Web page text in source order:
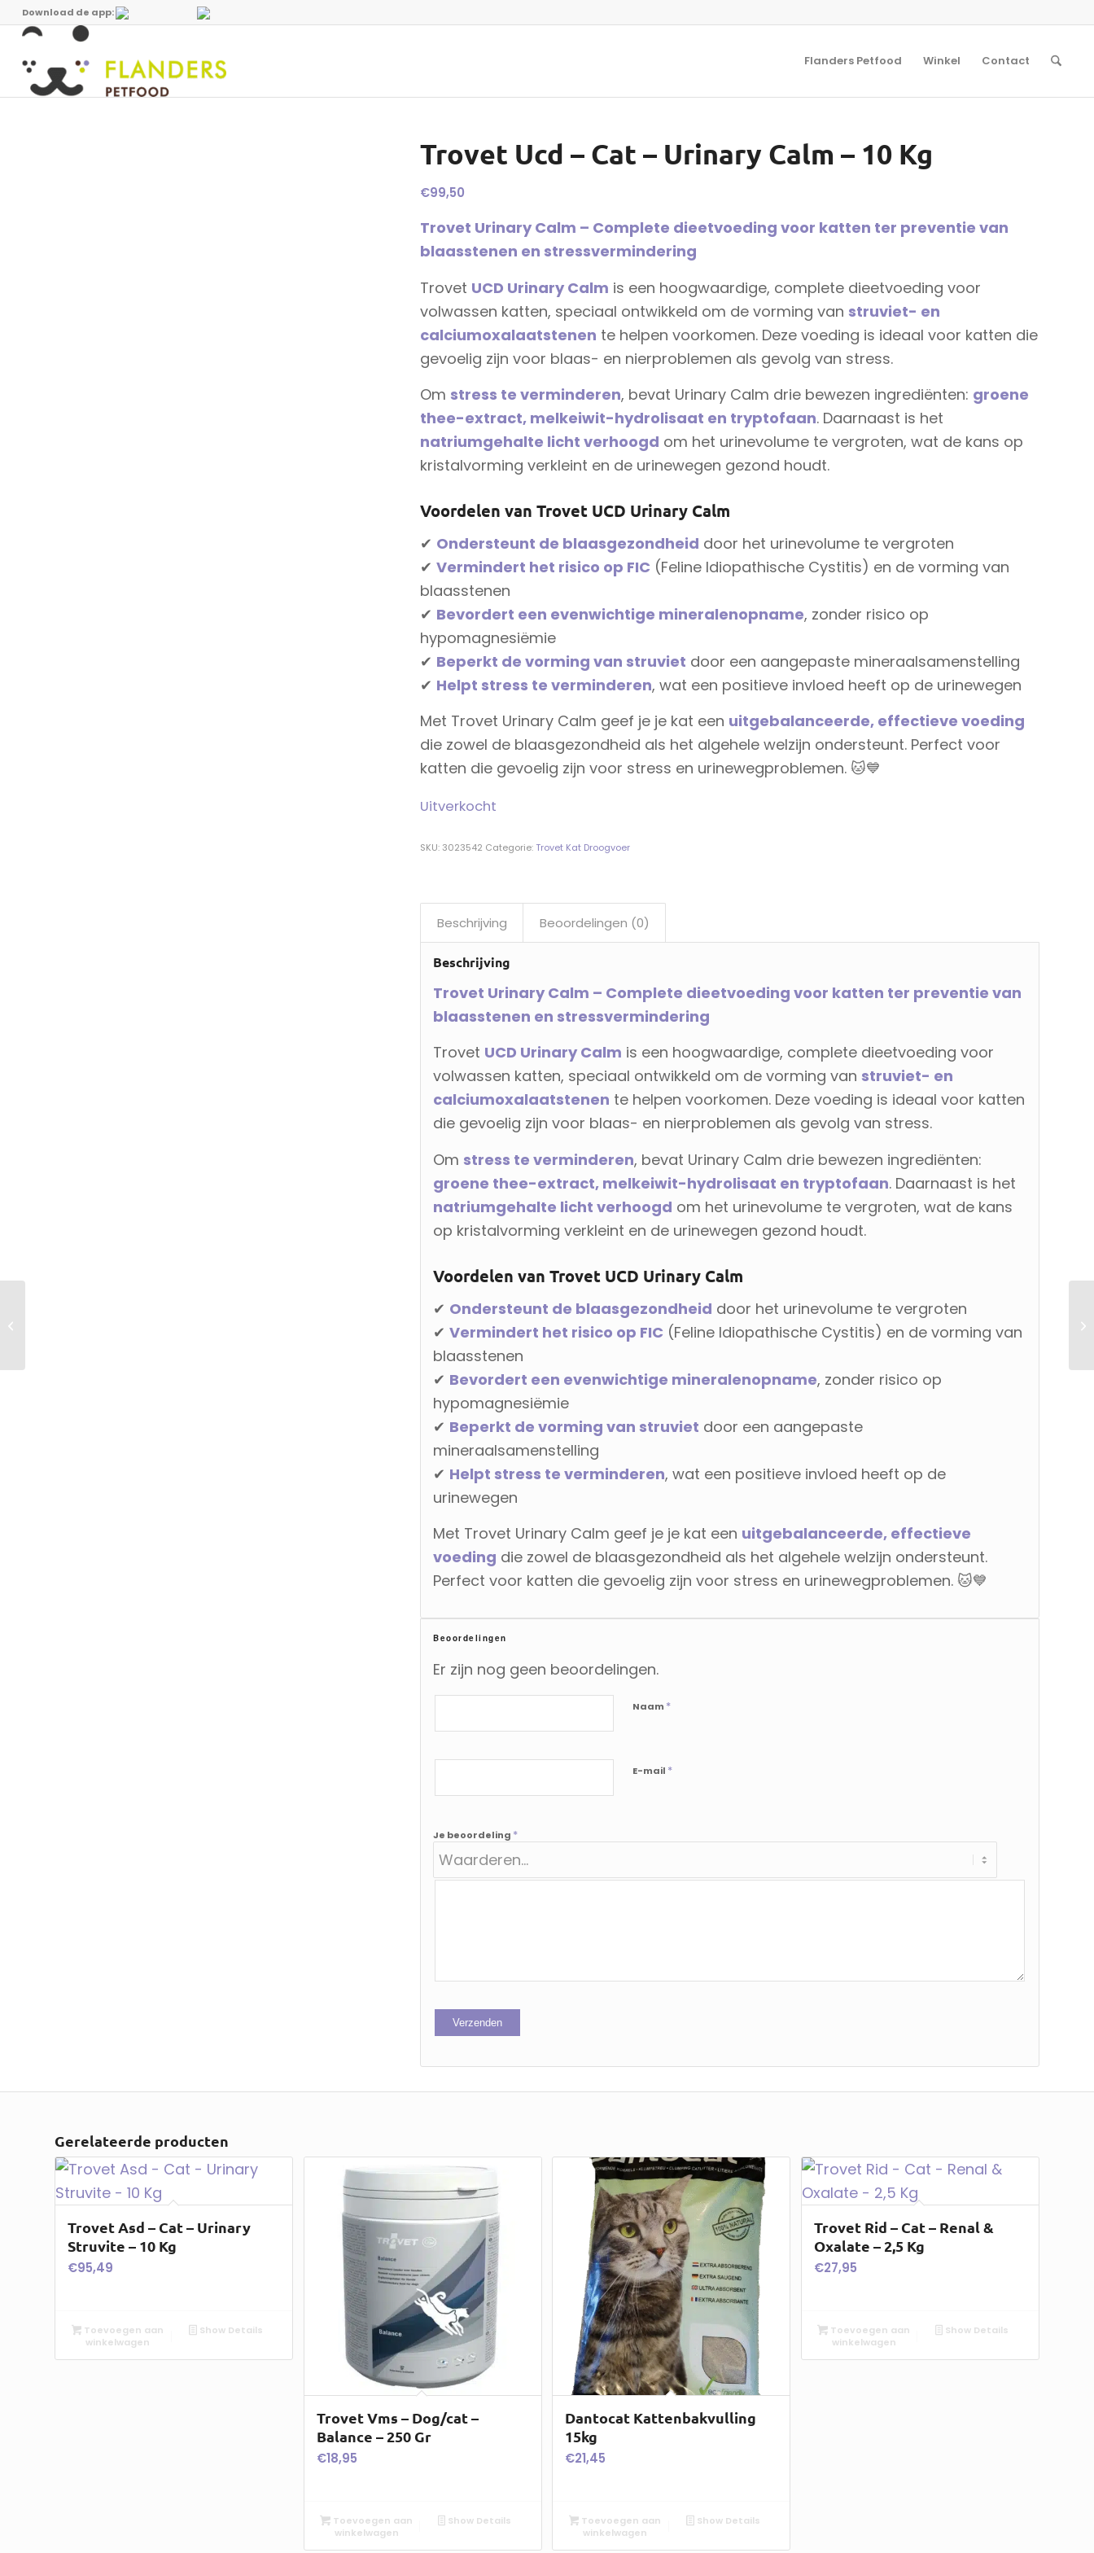
Download de app:
Flanders Petfood Winkel Contact
Trovet Ucd – Cat – Urinary Calm – 10 Kg
€99,50
Trovet Urinary Calm – Complete dieetvoeding voor katten ter preventie van
blaasstenen en stressvermindering
Trovet UCD Urinary Calm is een hoogwaardige, complete dieetvoeding voor
volwassen katten, speciaal ontwikkeld om de vorming van struviet- en
calciumoxalaatstenen te helpen voorkomen. Deze voeding is ideaal voor katten die
gevoelig zijn voor blaas- en nierproblemen als gevolg van stress.
Om stress te verminderen, bevat Urinary Calm drie bewezen ingrediënten: groene
thee-extract, melkeiwit-hydrolisaat en tryptofaan. Daarnaast is het
natriumgehalte licht verhoogd om het urinevolume te vergroten, wat de kans op
kristalvorming verkleint en de urinewegen gezond houdt.
Voordelen van Trovet UCD Urinary Calm
✔ Ondersteunt de blaasgezondheid door het urinevolume te vergroten
✔Vermindert het risico op FIC (Feline Idiopathische Cystitis) en de vorming van
blaasstenen
✔ Bevordert een evenwichtige mineralenopname, zonder risico op
hypomagnesiëmie
✔ Beperkt de vorming van struviet door een aangepaste mineraalsamenstelling
✔ Helpt stress te verminderen, wat een positieve invloed heeft op de urinewegen
Met Trovet Urinary Calm geef je je kat een uitgebalanceerde, effectieve voeding
die zowel de blaasgezondheid als het algehele welzijn ondersteunt. Perfect voor
katten die gevoelig zijn voor stress en urinewegproblemen. 🐱💙
Uitverkocht
SKU: 3023542 Categorie: Trovet Kat Droogvoer
Beschrijving Beoordelingen (0)
Beschrijving
Trovet Urinary Calm – Complete dieetvoeding voor katten ter preventie van
blaasstenen en stressvermindering
Trovet UCD Urinary Calm is een hoogwaardige, complete dieetvoeding voor
volwassen katten, speciaal ontwikkeld om de vorming van struviet- en
calciumoxalaatstenen te helpen voorkomen. Deze voeding is ideaal voor katten
die gevoelig zijn voor blaas- en nierproblemen als gevolg van stress.
Om stress te verminderen, bevat Urinary Calm drie bewezen ingrediënten:
groene thee-extract, melkeiwit-hydrolisaat en tryptofaan. Daarnaast is het
natriumgehalte licht verhoogd om het urinevolume te vergroten, wat de kans
op kristalvorming verkleint en de urinewegen gezond houdt.
Voordelen van Trovet UCD Urinary Calm
✔ Ondersteunt de blaasgezondheid door het urinevolume te vergroten
✔Vermindert het risico op FIC (Feline Idiopathische Cystitis) en de vorming van
blaasstenen
✔ Bevordert een evenwichtige mineralenopname, zonder risico op
hypomagnesiëmie
✔ Beperkt de vorming van struviet door een aangepaste
mineraalsamenstelling
✔ Helpt stress te verminderen, wat een positieve invloed heeft op de
urinewegen
Met Trovet Urinary Calm geef je je kat een uitgebalanceerde, effectieve
voeding die zowel de blaasgezondheid als het algehele welzijn ondersteunt.
Perfect voor katten die gevoelig zijn voor stress en urinewegproblemen. 🐱💙
Beoordelingen
Er zijn nog geen beoordelingen.
Naam *
E-mail *
Je beoordeling *
Gerelateerde producten
Trovet Asd – Cat – Urinary
Struvite – 10 Kg
€95,49
Toevoegen aan
winkelwagen
Show Details
Trovet Vms – Dog/cat –
Balance – 250 Gr
€18,95
Toevoegen aan
winkelwagen
Show Details
Dantocat Kattenbakvulling
15kg
€21,45
Toevoegen aan
winkelwagen
Show Details
Trovet Rid – Cat – Renal &
Oxalate – 2,5 Kg
€27,95
Toevoegen aan
winkelwagen
Show Details